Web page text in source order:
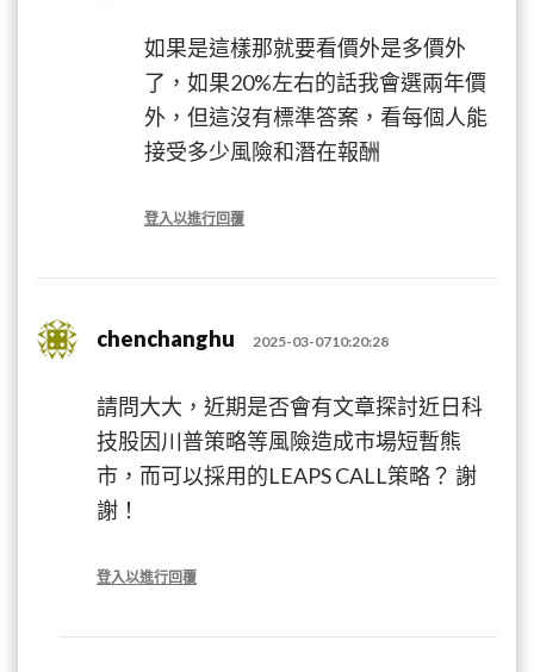
如果是這樣那就要看價外是多價外
了，如果20%左右的話我會選兩年價
外，但這沒有標準答案，看每個人能
接受多少風險和潛在報酬
登入以進行回覆
chenchanghu 2025-03-0710:20:28
請問大大，近期是否會有文章探討近日科
技股因川普策略等風險造成市場短暫熊
市，而可以採用的LEAPS CALL策略？ 謝
謝！
登入以進行回覆